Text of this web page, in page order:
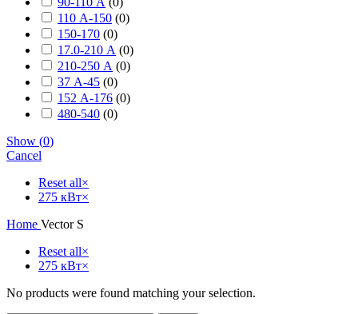
110 А-150 (0)
150-170 (0)
17.0-210 А (0)
210-250 А (0)
37 А-45 (0)
152 А-176 (0)
480-540 (0)
Show (0)
Cancel
Reset all×
275 кВт×
Home Vector S
Reset all×
275 кВт×
No products were found matching your selection.